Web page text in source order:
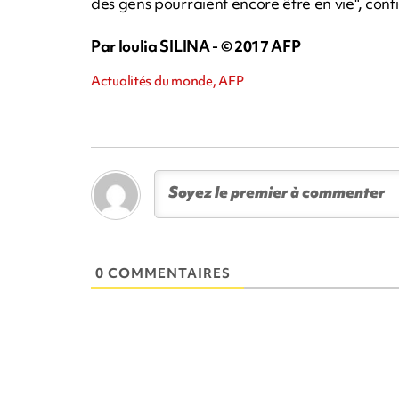
Par Ioulia SILINA - © 2017 AFP
Actualités du monde, AFP
0 COMMENTAIRES